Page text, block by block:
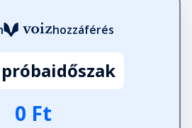
hozzáférés
0 Ft